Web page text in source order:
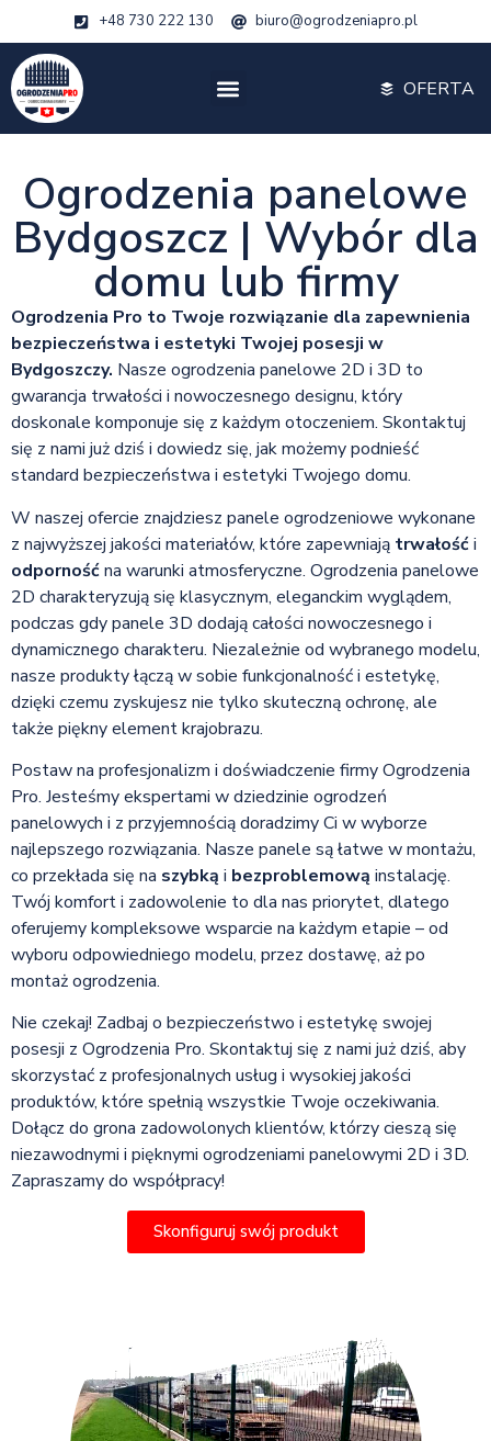
+48 730 222 130 biuro@ogrodzeniapro.pl
OFERTA
Ogrodzenia panelowe
Bydgoszcz | Wybór dla
domu lub firmy
Ogrodzenia Pro to Twoje rozwiązanie dla zapewnienia
bezpieczeństwa i estetyki Twojej posesji w
Bydgoszczy. Nasze ogrodzenia panelowe 2D i 3D to
gwarancja trwałości i nowoczesnego designu, który
doskonale komponuje się z każdym otoczeniem. Skontaktuj
się z nami już dziś i dowiedz się, jak możemy podnieść
standard bezpieczeństwa i estetyki Twojego domu.
W naszej ofercie znajdziesz panele ogrodzeniowe wykonane
z najwyższej jakości materiałów, które zapewniają trwałośći
odpornośćna warunki atmosferyczne. Ogrodzenia panelowe
2D charakteryzują się klasycznym, eleganckim wyglądem,
podczas gdy panele 3D dodają całości nowoczesnego i
dynamicznego charakteru. Niezależnie od wybranego modelu,
nasze produkty łączą w sobie funkcjonalność i estetykę,
dzięki czemu zyskujesz nie tylko skuteczną ochronę, ale
także piękny element krajobrazu.
Postaw na profesjonalizm i doświadczenie firmy Ogrodzenia
Pro. Jesteśmy ekspertami w dziedzinie ogrodzeń
panelowych i z przyjemnością doradzimy Ci w wyborze
najlepszego rozwiązania. Nasze panele są łatwe w montażu,
co przekłada się na szybką i bezproblemową instalację.
Twój komfort i zadowolenie to dla nas priorytet, dlatego
oferujemy kompleksowe wsparcie na każdym etapie – od
wyboru odpowiedniego modelu, przez dostawę, aż po
montaż ogrodzenia.
Nie czekaj! Zadbaj o bezpieczeństwo i estetykę swojej
posesji z Ogrodzenia Pro. Skontaktuj się z nami już dziś, aby
skorzystać z profesjonalnych usług i wysokiej jakości
produktów, które spełnią wszystkie Twoje oczekiwania.
Dołącz do grona zadowolonych klientów, którzy cieszą się
niezawodnymi i pięknymi ogrodzeniami panelowymi 2D i 3D.
Zapraszamy do współpracy!
Skonfiguruj swój produkt